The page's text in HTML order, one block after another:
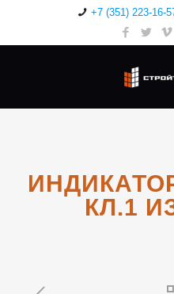
+7 (351) 223-16-
КЛ.1